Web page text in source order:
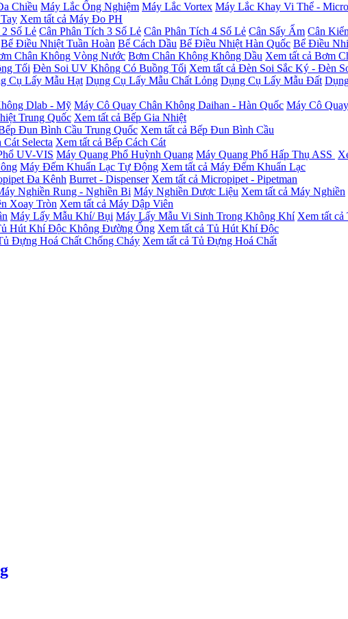
Chiều Máy Lắc Ống Nghiệm Máy Lắc Vortex Máy Lắc Khay Vi Thể -
Xem tất cả Máy Đo PH
Số Lẻ Cân Phân Tích 3 Số Lẻ Cân Phân Tích 4 Số Lẻ Cân Sấy Ẩm Cân
Bể Điều Nhiệt Tuần Hoàn Bể Cách Dầu Bể Điều Nhiệt Hàn Quốc Bể Điều
Chân Không Vòng Nước Bơm Chân Không Không Dầu Xem tất cả Bơm
Tối Đèn Soi UV Không Có Buồng Tối Xem tất cả Đèn Soi Sắc Ký - Đèn
Cụ Lấy Mẫu Hạt Dụng Cụ Lấy Mẫu Chất Lỏng Dụng Cụ Lấy Mẫu Đất
Dlab - Mỹ Máy Cô Quay Chân Không Daihan - Hàn Quốc Máy Cô
Trung Quốc Xem tất cả Bếp Gia Nhiệt
Đun Bình Cầu Trung Quốc Xem tất cả Bếp Đun Bình Cầu
Selecta Xem tất cả Bếp Cách Cát
UV-VIS Máy Quang Phổ Huỳnh Quang Máy Quang Phổ Hấp Thụ ASS
Máy Đếm Khuẩn Lạc Tự Động Xem tất cả Máy Đếm Khuẩn Lạc
Đa Kênh Burret - Dispenser Xem tất cả Micropipet - Pipetman
Nghiền Rung - Nghiền Bi Máy Nghiền Dược Liệu Xem tất cả Máy Nghiền
Xoay Tròn Xem tất cả Máy Dập Viên
Máy Lấy Mẫu Khí/ Bụi Máy Lấy Mẫu Vi Sinh Trong Không Khí Xem tất
Hút Khí Độc Không Đường Ống Xem tất cả Tủ Hút Khí Độc
Đựng Hoá Chất Chống Cháy Xem tất cả Tủ Đựng Hoá Chất